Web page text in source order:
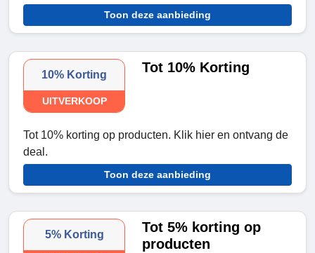
Toon deze aanbieding
10% Korting
UITVERKOOP
Tot 10% Korting
Tot 10% korting op producten. Klik hier en ontvang de
deal.
Toon deze aanbieding
5% Korting
Tot 5% korting op
producten